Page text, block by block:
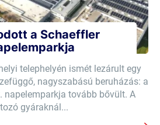
a Schaeffler
telephelyén ismét lezárult egy
nagyszabású beruházás: a
napelemparkja tovább bővült. A
gyáraknál...